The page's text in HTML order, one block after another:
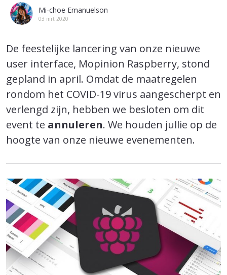
Mi-choe Emanuelson
03 mrt 2020
De feestelijke lancering van onze nieuwe
user interface, Mopinion Raspberry, stond
gepland in april. Omdat de maatregelen
rondom het COVID-19 virus aangescherpt en
verlengd zijn, hebben we besloten om dit
event te annuleren. We houden jullie op de
hoogte van onze nieuwe evenementen.